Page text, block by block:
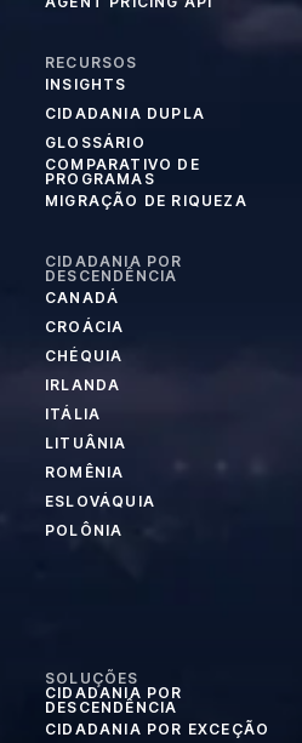
RECURSOS
INSIGHTS
CIDADANIA DUPLA
GLOSSÁRIO
COMPARATIVO DE
PROGRAMAS
MIGRAÇÃO DE RIQUEZA
CIDADANIA POR
DESCENDÊNCIA
CANADÁ
CROÁCIA
CHÉQUIA
IRLANDA
ITÁLIA
LITUÂNIA
ROMÊNIA
ESLOVÁQUIA
POLÔNIA
SOLUÇÕES
CIDADANIA POR
DESCENDÊNCIA
CIDADANIA POR EXCEÇÃO